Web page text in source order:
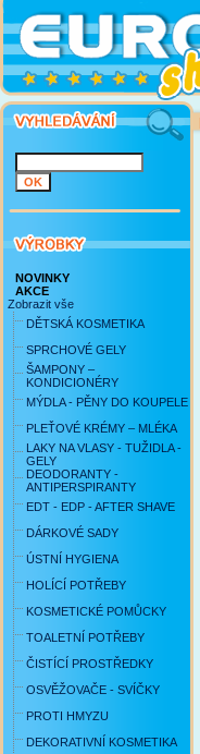
NOVINKY
AKCE
Zobrazit vše
DĚTSKÁ KOSMETIKA
SPRCHOVÉ GELY
ŠAMPONY –
KONDICIONÉRY
MÝDLA - PĚNY DO KOUPELE
PLEŤOVÉ KRÉMY – MLÉKA
LAKY NA VLASY - TUŽIDLA -
GELY
DEODORANTY -
ANTIPERSPIRANTY
EDT - EDP - AFTER SHAVE
DÁRKOVÉ SADY
ÚSTNÍ HYGIENA
HOLÍCÍ POTŘEBY
KOSMETICKÉ POMŮCKY
TOALETNÍ POTŘEBY
ČISTÍCÍ PROSTŘEDKY
OSVĚŽOVAČE - SVÍČKY
PROTI HMYZU
DEKORATIVNÍ KOSMETIKA